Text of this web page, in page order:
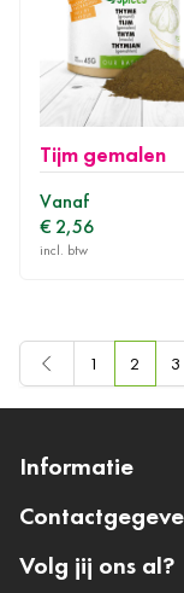
Tijm gemalen
Vanaf
€ 2,56
Pagina
1
U lees
2 3
Informatie
Volg jij ons al?